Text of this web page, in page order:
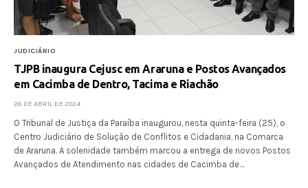
JUDICIÁRIO
TJPB inaugura Cejusc em Araruna e Postos Avançados
em Cacimba de Dentro, Tacima e Riachão
26 DE ABRIL DE 2024
O Tribunal de Justiça da Paraíba inaugurou, nesta quinta-feira (25), o
Centro Judiciário de Solução de Conflitos e Cidadania, na Comarca
de Araruna. A solenidade também marcou a entrega de novos Postos
Avançados de Atendimento nas cidades de Cacimba de…